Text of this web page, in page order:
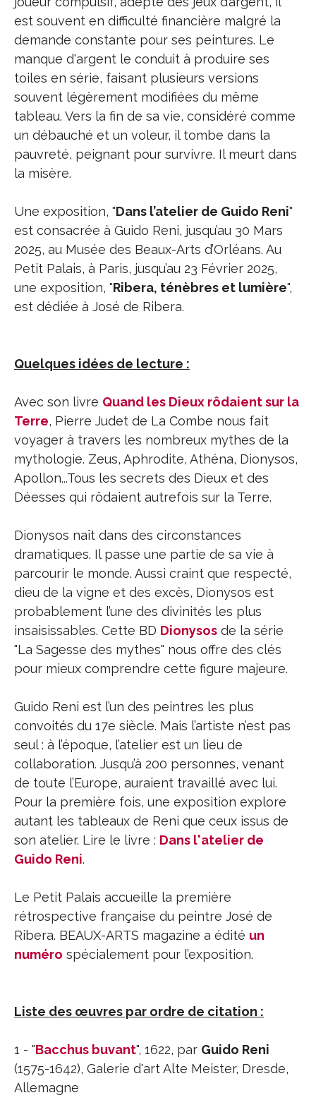
est souvent en difficulté financière malgré la
demande constante pour ses peintures. Le
manque d'argent le conduit à produire ses
toiles en série, faisant plusieurs versions
souvent légèrement modifiées du même
tableau. Vers la fin de sa vie, considéré comme
un débauché et un voleur, il tombe dans la
pauvreté, peignant pour survivre. Il meurt dans
la misère.
Une exposition, "Dans l’atelier de Guido Reni"
est consacrée à Guido Reni, jusqu’au 30 Mars
2025, au Musée des Beaux-Arts d’Orléans. Au
Petit Palais, à Paris, jusqu’au 23 Février 2025,
une exposition, "Ribera, ténèbres et lumière",
est dédiée à José de Ribera.
Quelques idées de lecture :
Avec son livre Quand les Dieux rôdaient sur la
Terre, Pierre Judet de La Combe nous fait
voyager à travers les nombreux mythes de la
mythologie. Zeus, Aphrodite, Athéna, Dionysos,
Apollon...Tous les secrets des Dieux et des
Déesses qui rôdaient autrefois sur la Terre.
Dionysos naît dans des circonstances
dramatiques. Il passe une partie de sa vie à
parcourir le monde. Aussi craint que respecté,
dieu de la vigne et des excès, Dionysos est
probablement l’une des divinités les plus
insaisissables. Cette BD Dionysos de la série
"La Sagesse des mythes" nous offre des clés
pour mieux comprendre cette figure majeure.
Guido Reni est l’un des peintres les plus
convoités du 17e siècle. Mais l’artiste n’est pas
seul : à l’époque, l’atelier est un lieu de
collaboration. Jusqu’à 200 personnes, venant
de toute l’Europe, auraient travaillé avec lui.
Pour la première fois, une exposition explore
autant les tableaux de Reni que ceux issus de
son atelier. Lire le livre : Dans l'atelier de
Guido Reni.
Le Petit Palais accueille la première
rétrospective française du peintre José de
Ribera. BEAUX-ARTS magazine a édité un
numéro spécialement pour l’exposition.
Liste des œuvres par ordre de citation :
1 - "Bacchus buvant", 1622, par Guido Reni
(1575-1642), Galerie d'art Alte Meister, Dresde,
Allemagne